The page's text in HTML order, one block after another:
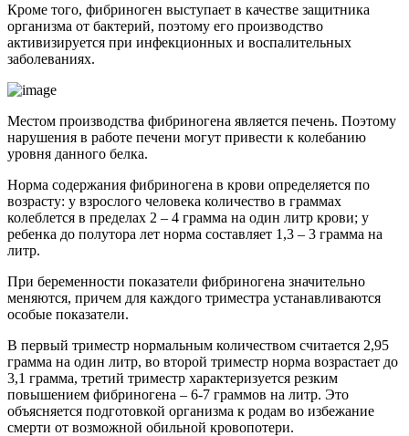
Кроме того, фибриноген выступает в качестве защитника
организма от бактерий, поэтому его производство
активизируется при инфекционных и воспалительных
заболеваниях.
Местом производства фибриногена является печень. Поэтому
нарушения в работе печени могут привести к колебанию
уровня данного белка.
Норма содержания фибриногена в крови определяется по
возрасту: у взрослого человека количество в граммах
колеблется в пределах 2 – 4 грамма на один литр крови; у
ребенка до полутора лет норма составляет 1,3 – 3 грамма на
литр.
При беременности показатели фибриногена значительно
меняются, причем для каждого триместра устанавливаются
особые показатели.
В первый триместр нормальным количеством считается 2,95
грамма на один литр, во второй триместр норма возрастает до
3,1 грамма, третий триместр характеризуется резким
повышением фибриногена – 6-7 граммов на литр. Это
объясняется подготовкой организма к родам во избежание
смерти от возможной обильной кровопотери.